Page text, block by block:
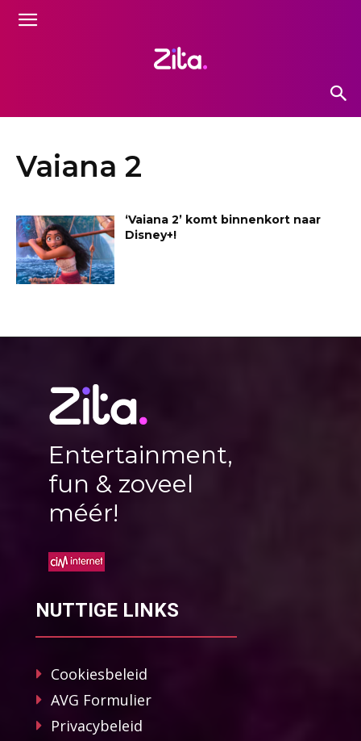
Vaiana 2
‘Vaiana 2’ komt binnenkort naar
Disney+!
Entertainment,
fun & zoveel
méér!
NUTTIGE LINKS
Cookiesbeleid
AVG Formulier
Privacybeleid